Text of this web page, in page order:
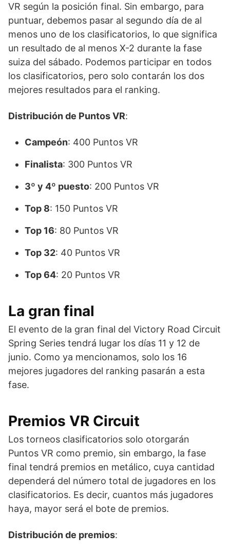
VR según la posición final. Sin embargo, para
puntuar, debemos pasar al segundo día de al
menos uno de los clasificatorios, lo que significa
un resultado de al menos X-2 durante la fase
suiza del sábado. Podemos participar en todos
los clasificatorios, pero solo contarán los dos
mejores resultados para el ranking.
Distribución de Puntos VR:
Campeón: 400 Puntos VR
Finalista: 300 Puntos VR
3º y 4º puesto: 200 Puntos VR
Top 8: 150 Puntos VR
Top 16: 80 Puntos VR
Top 32: 40 Puntos VR
Top 64: 20 Puntos VR
La gran final
El evento de la gran final del Victory Road Circuit
Spring Series tendrá lugar los días 11 y 12 de
junio. Como ya mencionamos, solo los 16
mejores jugadores del ranking pasarán a esta
fase.
Premios VR Circuit
Los torneos clasificatorios solo otorgarán
Puntos VR como premio, sin embargo, la fase
final tendrá premios en metálico, cuya cantidad
dependerá del número total de jugadores en los
clasificatorios. Es decir, cuantos más jugadores
haya, mayor será el bote de premios.
Distribución de premios: